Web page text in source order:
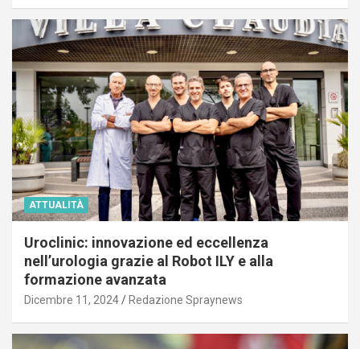
ATTUALITÀ
Uroclinic: innovazione ed eccellenza
nell’urologia grazie al Robot ILY e alla
formazione avanzata
Dicembre 11, 2024 Redazione Spraynews